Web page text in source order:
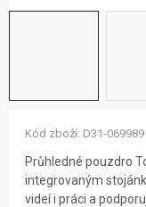
Průhledné pouzdro
integrovaným
videí i práci a
Kód zboží: D31-069989